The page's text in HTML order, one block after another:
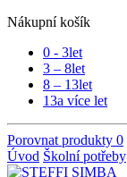
Nákupní košík
0 - 3let
3 – 8let
8 – 13let
13a více let
Porovnat produkty 0
Úvod Školní potřeby